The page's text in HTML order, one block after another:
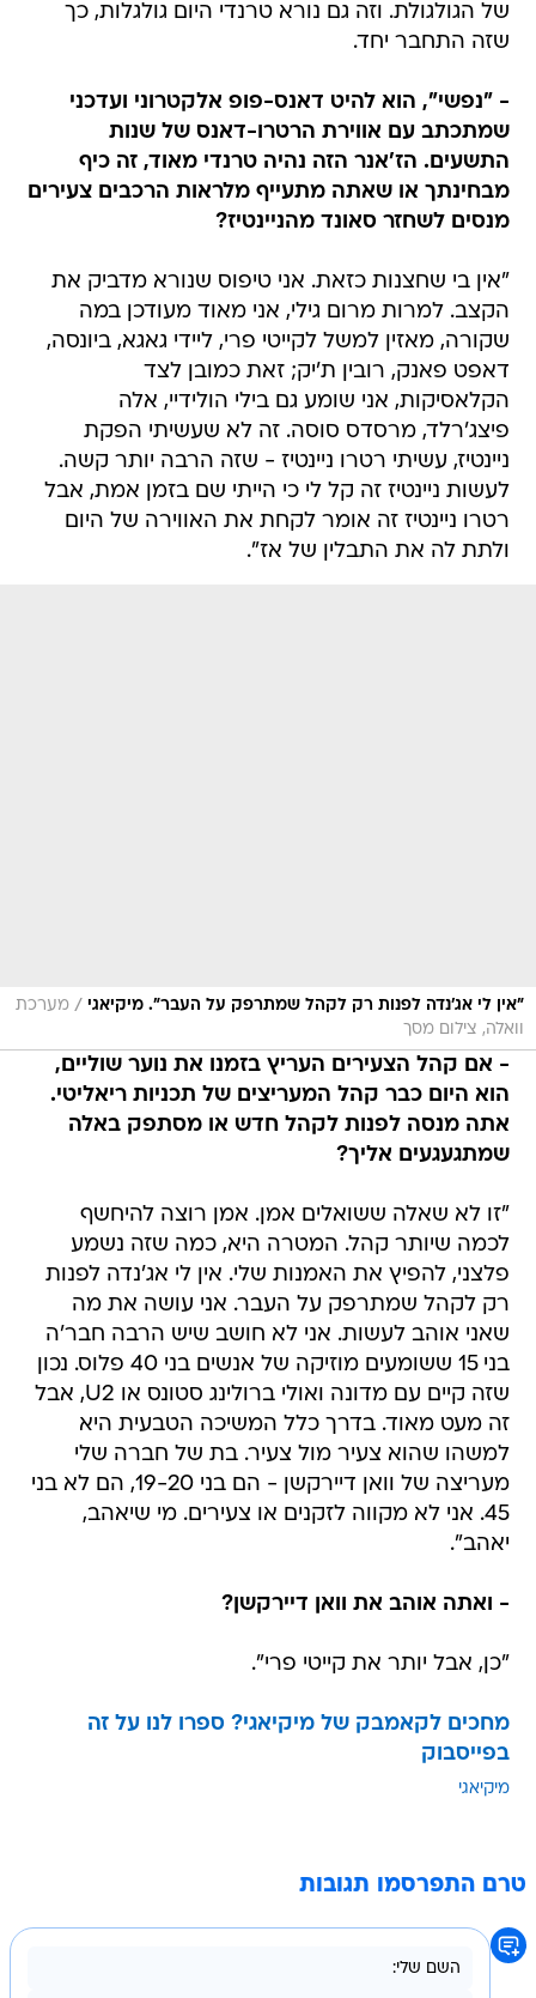
של הגולגולת. וזה גם נורא טרנדי היום גולגלות, כך
שזה התחבר יחד.
- "נפשי", הוא להיט דאנס-פופ אלקטרוני ועדכני
שמתכתב עם אווירת הרטרו-דאנס של שנות
התשעים. הז'אנר הזה נהיה טרנדי מאוד, זה כיף
מבחינתך או שאתה מתעייף מלראות הרכבים צעירים
מנסים לשחזר סאונד מהניינטיז?
"אין בי שחצנות כזאת. אני טיפוס שנורא מדביק את
הקצב. למרות מרום גילי, אני מאוד מעודכן במה
שקורה, מאזין למשל לקייטי פרי, ליידי גאגא, ביונסה,
דאפט פאנק, רובין ת'יק; זאת כמובן לצד
הקלאסיקות, אני שומע גם בילי הולידיי, אלה
פיצג'רלד, מרסדס סוסה. זה לא שעשיתי הפקת
ניינטיז, עשיתי רטרו ניינטיז - שזה הרבה יותר קשה.
לעשות ניינטיז זה קל לי כי הייתי שם בזמן אמת, אבל
רטרו ניינטיז זה אומר לקחת את האווירה של היום
ולתת לה את התבלין של אז".
"אין לי אג'נדה לפנות רק לקהל שמתרפק על העבר". מיקיאגי / מערכת
וואלה, צילום מסך
- אם קהל הצעירים העריץ בזמנו את נוער שוליים,
הוא היום כבר קהל המעריצים של תכניות ריאליטי.
אתה מנסה לפנות לקהל חדש או מסתפק באלה
שמתגעגעים אליך?
"זו לא שאלה ששואלים אמן. אמן רוצה להיחשף
לכמה שיותר קהל. המטרה היא, כמה שזה נשמע
פלצני, להפיץ את האמנות שלי. אין לי אג'נדה לפנות
רק לקהל שמתרפק על העבר. אני עושה את מה
שאני אוהב לעשות. אני לא חושב שיש הרבה חבר'ה
בני 15 ששומעים מוזיקה של אנשים בני 40 פלוס. נכון
שזה קיים עם מדונה ואולי ברולינג סטונס או U2, אבל
זה מעט מאוד. בדרך כלל המשיכה הטבעית היא
למשהו שהוא צעיר מול צעיר. בת של חברה שלי
מעריצה של וואן דיירקשן - הם בני 19-20, הם לא בני
45. אני לא מקווה לזקנים או צעירים. מי שיאהב,
יאהב".
- ואתה אוהב את וואן דיירקשן?
"כן, אבל יותר את קייטי פרי".
מחכים לקאמבק של מיקיאגי? ספרו לנו על זה
בפייסבוק
מיקיאגי
טרם התפרסמו תגובות